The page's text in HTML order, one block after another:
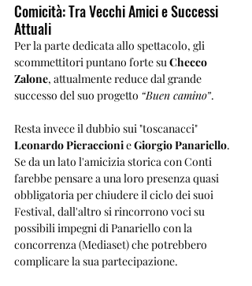
Comicità: Tra Vecchi Amici e Successi
Attuali
Per la parte dedicata allo spettacolo, gli
scommettitori puntano forte su Checco
Zalone, attualmente reduce dal grande
successo del suo progetto “Buen camino”.
Resta invece il dubbio sui "toscanacci"
Leonardo Pieraccioni e Giorgio Panariello.
Se da un lato l'amicizia storica con Conti
farebbe pensare a una loro presenza quasi
obbligatoria per chiudere il ciclo dei suoi
Festival, dall'altro si rincorrono voci su
possibili impegni di Panariello con la
concorrenza (Mediaset) che potrebbero
complicare la sua partecipazione.